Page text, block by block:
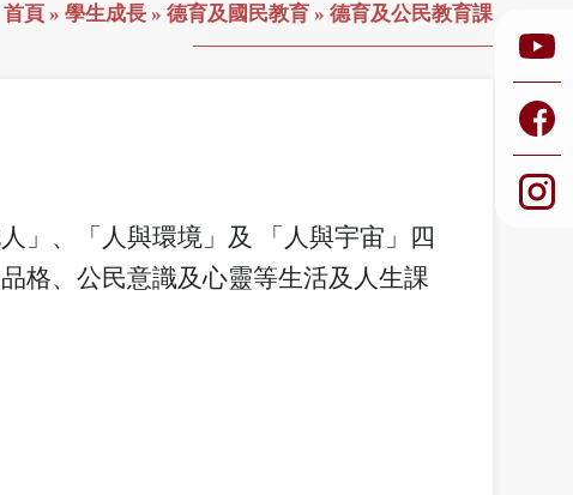
首頁 » 學生成長» 德育及國民教育 » 德育及公民教育課
」、「人與環境」及 「人與宇宙」四
格、公民意識及心靈等生活及人生課